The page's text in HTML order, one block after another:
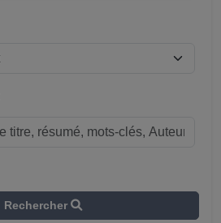
Rechercher